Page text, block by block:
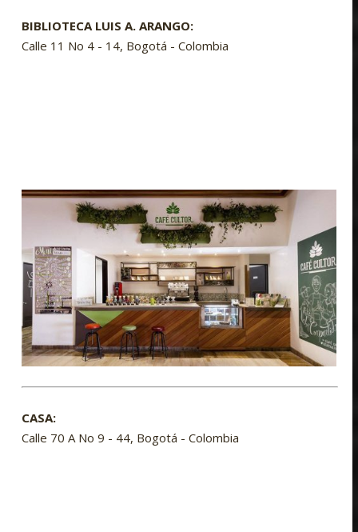
BIBLIOTECA LUIS A. ARANGO:
Calle 11 No 4 - 14, Bogotá - Colombia
CASA:
Calle 70 A No 9 - 44, Bogotá - Colombia